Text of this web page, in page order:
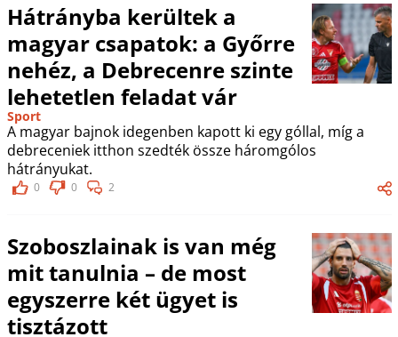
Hátrányba kerültek a
magyar csapatok: a Győrre
nehéz, a Debrecenre szinte
lehetetlen feladat vár
Sport
A magyar bajnok idegenben kapott ki egy góllal, míg a
debreceniek itthon szedték össze háromgólos
hátrányukat.
0 0 2
Szoboszlainak is van még
mit tanulnia – de most
egyszerre két ügyet is
tisztázott